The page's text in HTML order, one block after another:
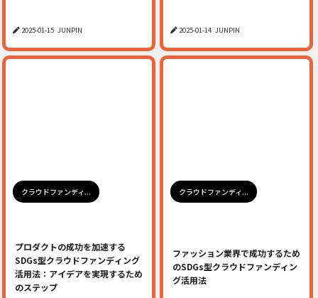
2025-01-15 JUNPIN 2025-01-14 JUNPIN
クラウドファンディ...
プロダクトの成功を加速する
SDGs型クラウドファンディング
活用法：アイデアを実現するため
のステップ
クラウドファンディ...
ファッション業界で成功するため
のSDGs型クラウドファンディン
グ活用法